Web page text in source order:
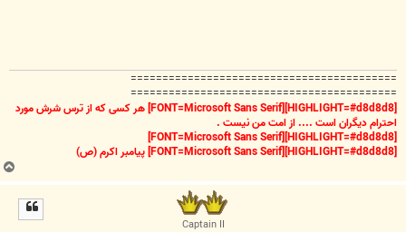
==========================================
==========================================
[HIGHLIGHT=#d8d8d8][FONT=Microsoft Sans Serif] هر کسی که از ترس شرش مورد
احترام دیگران است .... از امت من نیست .
[HIGHLIGHT=#d8d8d8][FONT=Microsoft Sans Serif]
[HIGHLIGHT=#d8d8d8][FONT=Microsoft Sans Serif] پیامبر اکرم (ص)
Captain II